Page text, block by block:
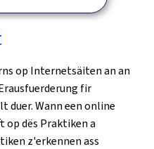
op Internetsäiten an an
fir
duer. Wann een online
op dës Praktiken a
z'erkennen ass